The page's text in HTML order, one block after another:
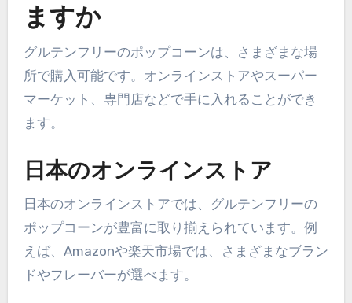
ますか
グルテンフリーのポップコーンは、さまざまな場
所で購入可能です。オンラインストアやスーパー
マーケット、専門店などで手に入れることができ
ます。
日本のオンラインストア
日本のオンラインストアでは、グルテンフリーの
ポップコーンが豊富に取り揃えられています。例
えば、Amazonや楽天市場では、さまざまなブラン
ドやフレーバーが選べます。